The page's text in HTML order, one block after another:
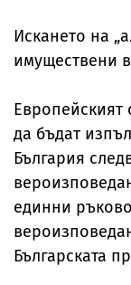
Искането на
имуществени
Европейският
да бъдат
България
единни
Българската